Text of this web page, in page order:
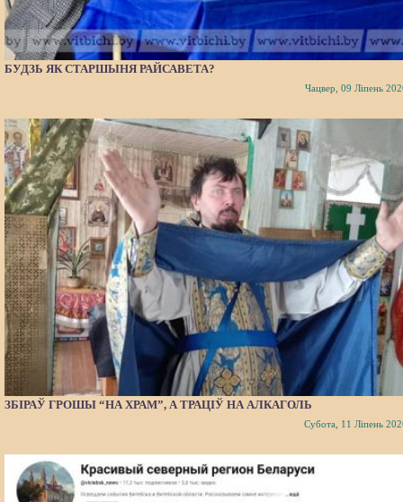
БУДЗЬ ЯК СТАРШЫНЯ РАЙСАВЕТА?
Чацвер, 09 Ліпень
ЗБІРАЎ ГРОШЫ “НА ХРАМ”, А ТРАЦІЎ НА АЛКАГОЛЬ
Субота, 11 Ліпень